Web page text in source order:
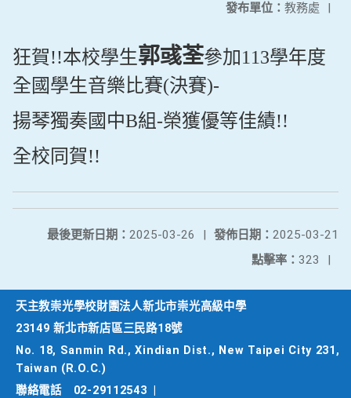
發布單位： 教務處 |
狂賀!!本校學生郭彧荃參加113學年度
全國學生音樂比賽(決賽)-
揚琴獨奏國中B組-榮獲優等佳績!!
全校同賀!!
發佈日期： 2025-03-21
最後更新日期： 2025-03-26
|
點擊率： 323 |
天主教崇光學校財團法人新北市崇光高級中學
23149 新北市新店區三民路18號
No. 18, Sanmin Rd., Xindian Dist., New Taipei City 231,
Taiwan (R.O.C.)
聯絡電話
02-29112543